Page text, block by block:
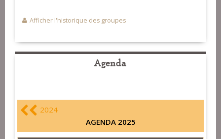
Afficher l'historique des groupes
Agenda
2024
AGENDA 2025